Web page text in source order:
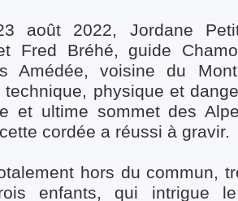
août 2022, Jordane
Fred Bréhé, guide
Amédée, voisine du
technique, physique et
et ultime sommet des
cordée a réussi à gravir.
hors du commun,
enfants, qui intrigue le